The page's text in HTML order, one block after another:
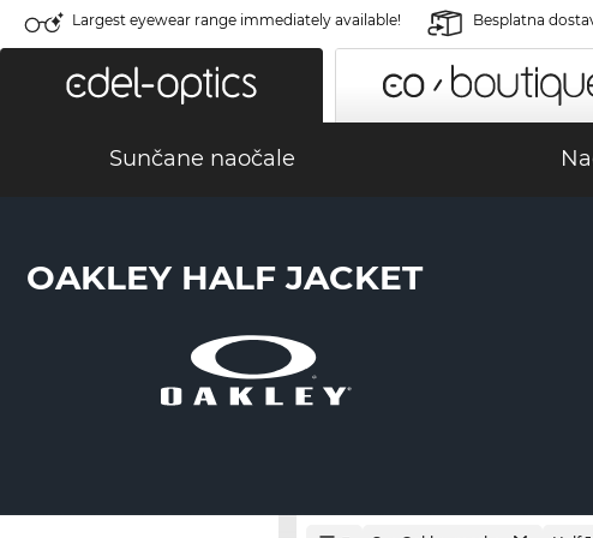
Largest eyewear range immediately available! Besplatna
Sunčane naočale
OAKLEY HALF JACKET